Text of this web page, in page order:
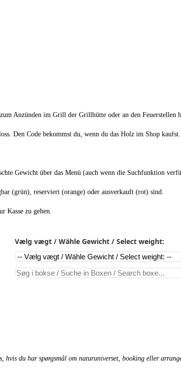
Anzünden im Grill der Grillhütte oder an den Feuerstellen
Den Code bekommst du, wenn du das Holz im Shop kaufst.
Gewicht über das Menü (auch wenn die Suchfunktion
(grün), reserviert (orange) oder ausverkauft (rot) sind.
Kasse zu gehen.
Vælg vægt / Wähle Gewicht / Select weight:
hvis du har spørgsmål om naturuniverset, booking eller